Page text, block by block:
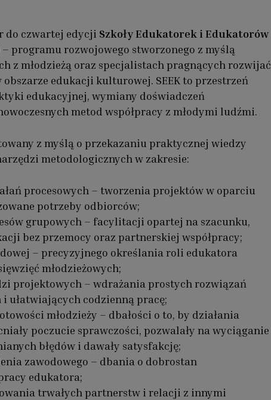
do czwartej edycji Szkoły Edukatorek i Edukatorów
– programu rozwojowego stworzonego z myślą
z młodzieżą oraz specjalistach pragnących rozwijać
obszarze edukacji kulturowej. SEEK to przestrzeń
edukacyjnej, wymiany doświadczeń
metod współpracy z młodymi ludźmi.
z myślą o przekazaniu praktycznej wiedzy
metodologicznych w zakresie:
procesowych – tworzenia projektów w oparciu
potrzeby odbiorców;
grupowych – facylitacji opartej na szacunku,
bez przemocy oraz partnerskiej współpracy;
– precyzyjnego określania roli edukatora
młodzieżowych;
projektowych – wdrażania prostych rozwiązań
ułatwiających codzienną pracę;
młodzieży – dbałości o to, by działania
poczucie sprawczości, pozwalały na wyciąganie
błędów i dawały satysfakcję;
zawodowego – dbania o dobrostan
edukatora;
trwałych partnerstw i relacji z innymi